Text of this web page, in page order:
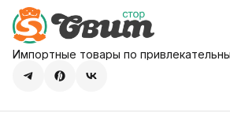
Импортные товары по